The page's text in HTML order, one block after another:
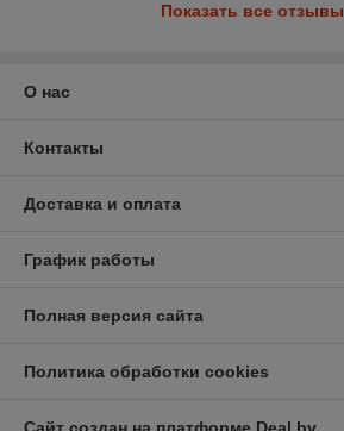
Показать все отзывы
О нас
Контакты
Доставка и оплата
График работы
Полная версия сайта
Политика обработки cookies